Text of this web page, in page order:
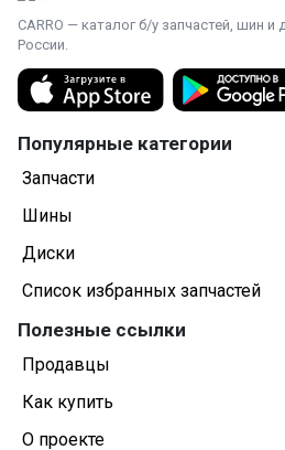
CARRO — каталог б/у запчастей, шин
России.
Популярные категории
Запчасти
Шины
Диски
Список избранных запчастей
Полезные ссылки
Продавцы
Как купить
О проекте